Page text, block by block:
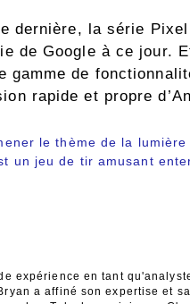
dernière, la série
de Google à ce jour.
gamme de
rapide et propre
le thème de la lumière
un jeu de tir amusant
expérience en tant
a affiné son expertise et